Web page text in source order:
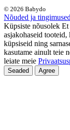
© 2026 Babydo
Nõuded ja tingimused
Küpsiste nõusolek Et
asjakohaseid
küpsiseid ning
kasutame ainult teie
leiate meie
Seaded Agree